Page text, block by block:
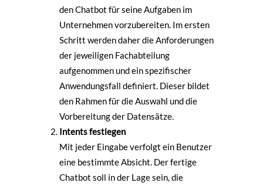
den Chatbot für seine Aufgaben im
Unternehmen vorzubereiten. Im ersten
Schritt werden daher die Anforderungen
der jeweiligen Fachabteilung
aufgenommen und ein spezifischer
Anwendungsfall definiert. Dieser bildet
den Rahmen für die Auswahl und die
Vorbereitung der Datensätze.
Intents festlegen
Mit jeder Eingabe verfolgt ein Benutzer
eine bestimmte Absicht. Der fertige
Chatbot soll in der Lage sein, die